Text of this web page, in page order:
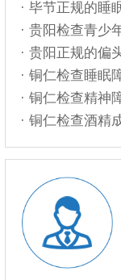
· 毕节正规的睡
· 贵阳检查青少
· 贵阳正规的偏
· 铜仁检查睡眠
· 铜仁检查精神
· 铜仁检查酒精